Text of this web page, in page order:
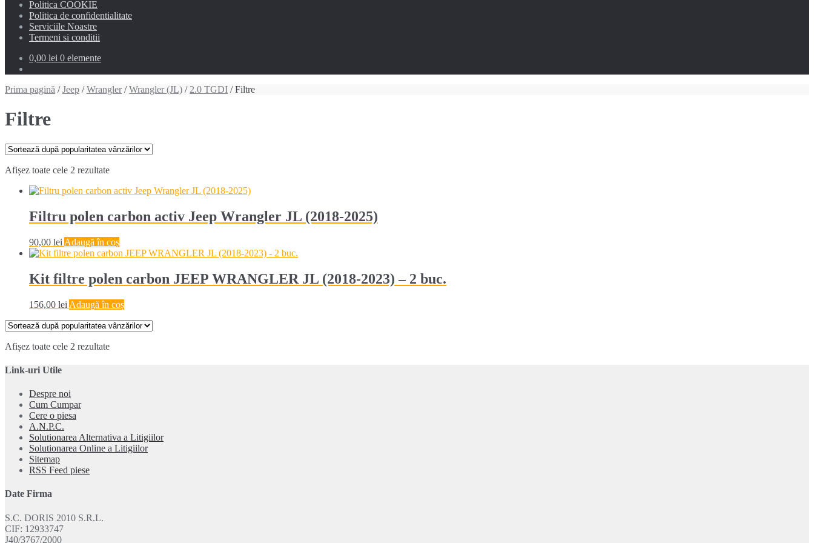
Politica COOKIE
Politica de confidentialitate
Serviciile Noastre
Termeni si conditii
0,00 lei 0 elemente
Prima pagină /Jeep /Wrangler/Wrangler (JL) / 2.0 TGDI / Filtre
Filtre
Afișez toate cele 2 rezultateSortat
popularitate
Filtru polen carbon activ Jeep Wrangler JL (2018-2025)
90,00 lei Adaugă în coș
Kit filtre polen carbon JEEP WRANGLER JL (2018-2023) – 2 buc.
156,00 lei Adaugă în coș
Afișez toate cele 2 rezultateSortat
Link-uri Utile
Despre noi
Cum Cumpar
Cere o piesa
A.N.P.C.
Solutionarea Alternativa a Litigiilor
Solutionarea Online a Litigiilor
Sitemap
RSS Feed piese
Date Firma
S.C. DORIS 2010 S.R.L.
CIF: 12933747
J40/3767/2000